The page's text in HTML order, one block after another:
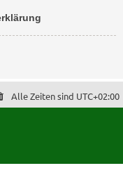
Alle Zeiten sind UTC+02:00